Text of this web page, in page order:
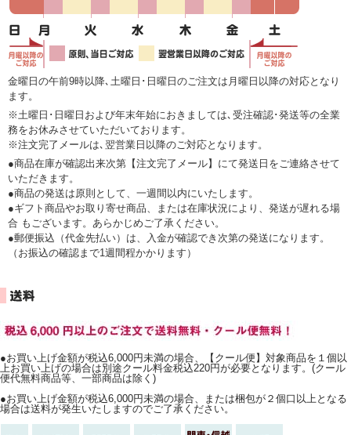
金曜日の午前9時以降､土曜日･日曜日のご注文は月曜日以降の対応となり
ます。
※土曜日･日曜日および年末年始におきましては､受注確認･発送等の全業
務をお休みさせていただいております。
※注文完了メールは､翌営業日以降のご対応となります。
●商品在庫が確認出来次第【注文完了メール】にて発送日をご連絡させて
いただきます。
●商品の発送は原則として、一週間以内にいたします。
●ギフト商品やお取り寄せ商品、または在庫状況により、発送が遅れる場
合 もございます。あらかじめご了承ください。
●郵便振込（代金先払い）は、入金が確認でき次第の発送になります。
（お振込の確認まで1週間程かかります）
●お買い上げ金額が税込6,000円未満の場合、【クール便】対象商品を１個以
上お買い上げの場合は別途クール料金税込220円が必要となります。(クール
便代無料商品等、一部商品は除く)
●お買い上げ金額が税込6,000円未満の場合、または梱包が２個口以上となる
場合は送料が発生いたしますのでご了承ください。